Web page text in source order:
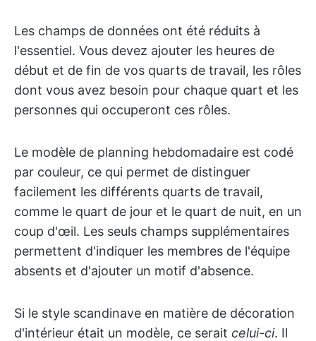
Les champs de données ont été réduits à
l'essentiel. Vous devez ajouter les heures de
début et de fin de vos quarts de travail, les rôles
dont vous avez besoin pour chaque quart et les
personnes qui occuperont ces rôles.
Le modèle de planning hebdomadaire est codé
par couleur, ce qui permet de distinguer
facilement les différents quarts de travail,
comme le quart de jour et le quart de nuit, en un
coup d'œil. Les seuls champs supplémentaires
permettent d'indiquer les membres de l'équipe
absents et d'ajouter un motif d'absence.
Si le style scandinave en matière de décoration
d'intérieur était un modèle, ce serait celui-ci. Il